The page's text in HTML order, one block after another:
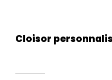
Cloisor